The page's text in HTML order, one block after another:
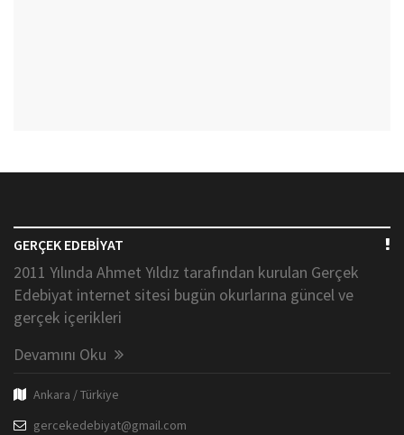
GERÇEK EDEBİYAT
2011 Yılında Ahmet Yıldız tarafından kurulan Gerçek
Edebiyat internet sitesi bugün okurlarına güncel ve
gerçek içerikleri
Devamını Oku
Ankara / Türkiye
gercekedebiyat@gmail.com